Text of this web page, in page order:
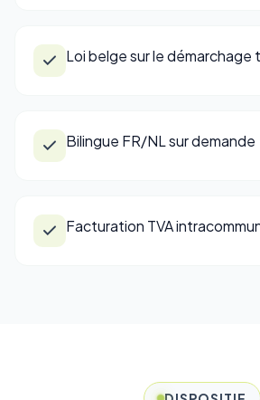
Loi belge sur le démarchage
Bilingue FR/NL sur demande
Facturation TVA